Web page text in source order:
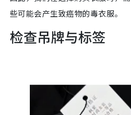
些可能会产生致癌物的毒衣服。
检查吊牌与标签